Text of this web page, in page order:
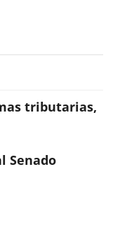
tributarias,
Senado